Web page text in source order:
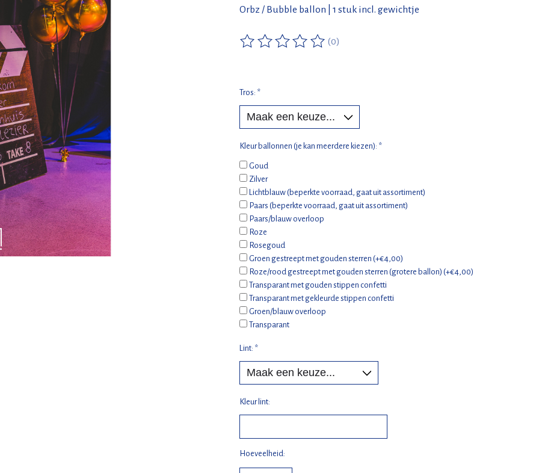
Orbz / Bubble ballon | 1 stuk incl. gewichtje
De beoordeling van dit product is
(0)
Tros: *
Kleur ballonnen (je kan meerdere kiezen): *
Goud
Zilver
Lichtblauw (beperkte voorraad, gaat uit assortiment)
Paars (beperkte voorraad, gaat uit assortiment)
Paars/blauw overloop
Roze
Rosegoud
Groen gestreept met gouden sterren (+€4,00)
Roze/rood gestreept met gouden sterren (grotere ballon) (+€4,00)
Transparant met gouden stippen confetti
Transparant met gekleurde stippen confetti
Groen/blauw overloop
Transparant
Lint: *
Kleur lint:
Hoeveelheid: